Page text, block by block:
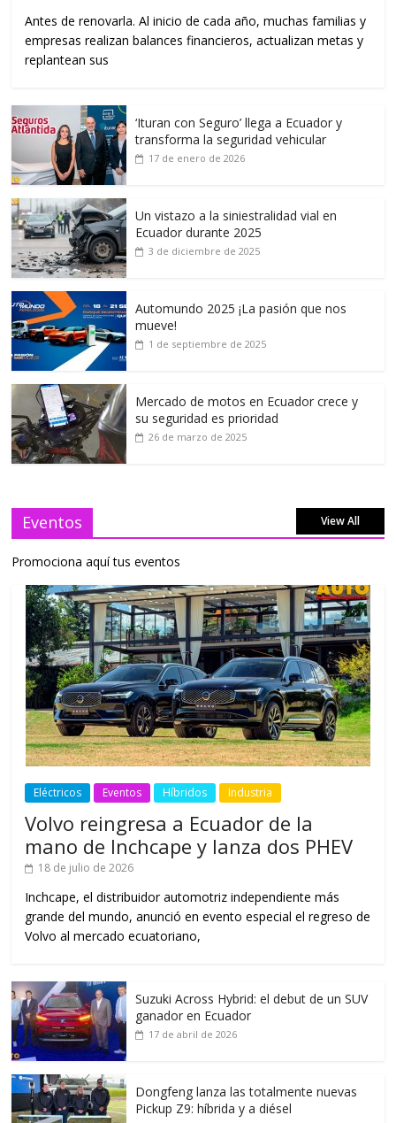
Antes de renovarla. Al inicio de cada año, muchas familias y
empresas realizan balances financieros, actualizan metas y
replantean sus
‘Ituran con Seguro’ llega a Ecuador y
transforma la seguridad vehicular
17 de enero de 2026
Un vistazo a la siniestralidad vial en
Ecuador durante 2025
3 de diciembre de 2025
Automundo 2025 ¡La pasión que nos
mueve!
1 de septiembre de 2025
Mercado de motos en Ecuador crece y
su seguridad es prioridad
26 de marzo de 2025
Eventos View All
Promociona aquí tus eventos
Eléctricos Eventos Híbridos Industria
Volvo reingresa a Ecuador de la
mano de Inchcape y lanza dos PHEV
18 de julio de 2026
Inchcape, el distribuidor automotriz independiente más
grande del mundo, anunció en evento especial el regreso de
Volvo al mercado ecuatoriano,
Suzuki Across Hybrid: el debut de un SUV
ganador en Ecuador
17 de abril de 2026
Dongfeng lanza las totalmente nuevas
Pickup Z9: híbrida y a diésel